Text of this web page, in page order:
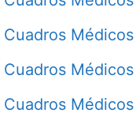
Cuadros
Cuadros
Cuadros